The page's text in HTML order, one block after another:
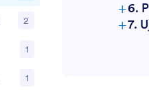
+6.
+7.
2
1
1